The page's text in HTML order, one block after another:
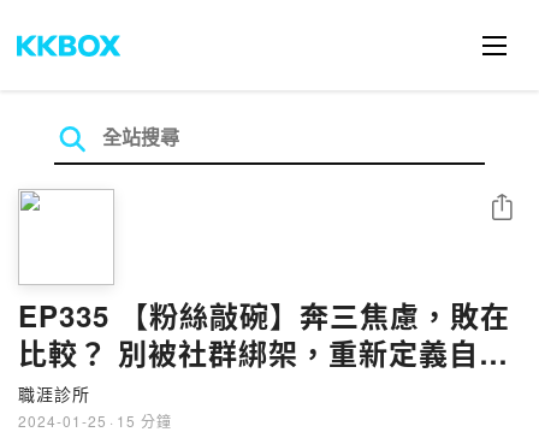
EP335 【粉絲敲碗】奔三焦慮，敗在
比較？ 別被社群綁架，重新定義自己
的30而立
職涯診所
2024-01-25 · 15 分鐘
分享